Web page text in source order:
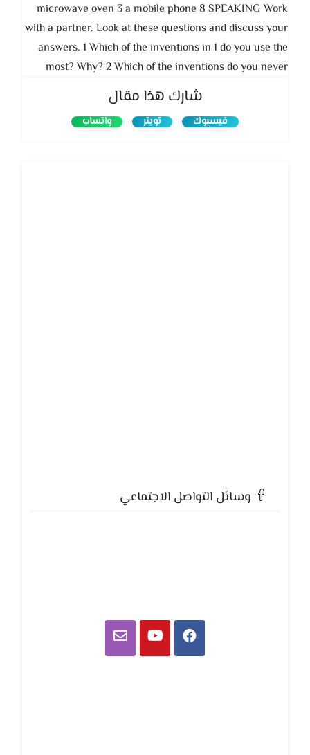
microwave oven 3 a mobile phone 8 SPEAKING Work
with a partner. Look at these questions and discuss your
answers. 1 Which of the inventions in 1 do you use the
most? Why? 2 Which of the inventions do you never
use? Why not? 3 If you were living alone and only had
money for five of the inventions in 1, which would you
buy and why? Which of the inventions do you use the
شارك هذا مقال
فيسبوك تويتر واتساب
وسائل التواصل الاجتماعي